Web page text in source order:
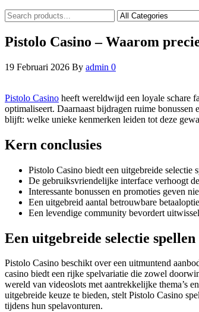
Pistolo Casino – Waarom
19 Februari 2026 By admin 0
Pistolo Casino heeft wereldwijd een loyale schare
optimaliseert. Daarnaast bijdragen ruime
blijft: welke unieke kenmerken leiden tot deze
Kern conclusies
Pistolo Casino biedt een uitgebreide selectie
De gebruiksvriendelijke interface verhoogt
Interessante bonussen en promoties geven
Een uitgebreid aantal betrouwbare
Een levendige community bevordert
Een uitgebreide selectie spellen
Pistolo Casino beschikt over een uitmuntend
casino biedt een rijke spelvariatie die zowel
wereld van videoslots met aantrekkelijke thema’s
uitgebreide keuze te bieden, stelt Pistolo Casino
tijdens hun spelavonturen.